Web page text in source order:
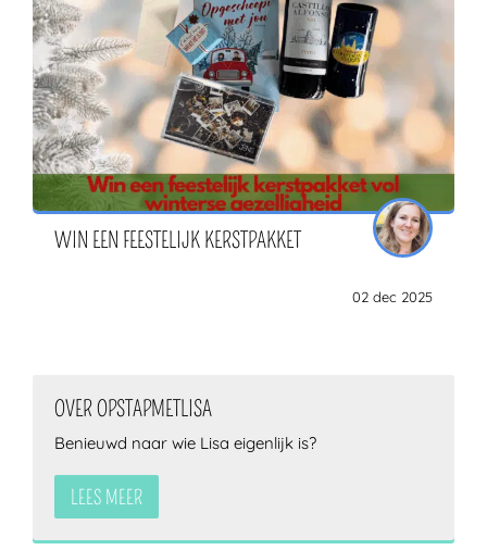
WIN EEN FEESTELIJK KERSTPAKKET
02 dec 2025
OVER OPSTAPMETLISA
Benieuwd naar wie Lisa eigenlijk is?
LEES MEER